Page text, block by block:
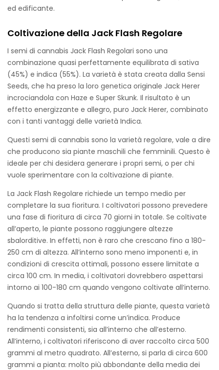
ed edificante.
Coltivazione della Jack Flash Regolare
I semi di cannabis Jack Flash Regolari sono una
combinazione quasi perfettamente equilibrata di sativa
(45%) e indica (55%). La varietà è stata creata dalla Sensi
Seeds, che ha preso la loro genetica originale Jack Herer
incrociandola con Haze e Super Skunk. Il risultato è un
effetto energizzante e allegro, puro Jack Herer, combinato
con i tanti vantaggi delle varietà Indica.
Questi semi di cannabis sono la varietà regolare, vale a dire
che producono sia piante maschili che femminili. Questo è
ideale per chi desidera generare i propri semi, o per chi
vuole sperimentare con la coltivazione di piante.
La Jack Flash Regolare richiede un tempo medio per
completare la sua fioritura. I coltivatori possono prevedere
una fase di fioritura di circa 70 giorni in totale. Se coltivate
all’aperto, le piante possono raggiungere altezze
sbalorditive. In effetti, non è raro che crescano fino a 180-
250 cm di altezza. All’interno sono meno imponenti e, in
condizioni di crescita ottimali, possono essere limitate a
circa 100 cm. In media, i coltivatori dovrebbero aspettarsi
intorno ai 100-180 cm quando vengono coltivate all’interno.
Quando si tratta della struttura delle piante, questa varietà
ha la tendenza a infoltirsi come un’indica. Produce
rendimenti consistenti, sia all’interno che all’esterno.
All’interno, i coltivatori riferiscono di aver raccolto circa 500
grammi al metro quadrato. All’esterno, si parla di circa 600
grammi a pianta: molto più abbondante della media dei